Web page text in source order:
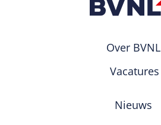
Over BVNL
Vacatures
Nieuws